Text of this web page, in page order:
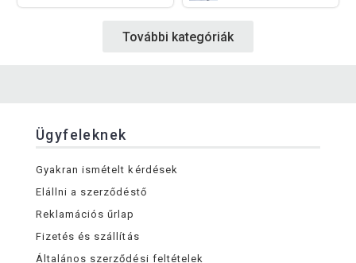
További kategóriák
Ügyfeleknek
Gyakran ismételt kérdések
Elállni a szerződéstő
Reklamációs űrlap
Fizetés és szállítás
Általános szerződési feltételek